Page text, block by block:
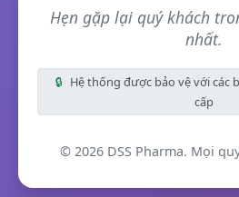
Hẹn gặp lại quý khách
nhất.
🔒 Hệ thống được bảo vệ với các
cấp
© 2026 DSS Pharma. Mọi